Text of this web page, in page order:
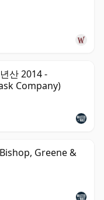
산 2014 -
Company)
Greene &